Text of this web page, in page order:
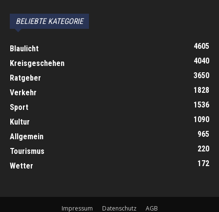
BELIEBTE KATEGORIE
Blaulicht
4605
Kreisgeschehen
4040
Ratgeber
3650
Verkehr
1828
Sport
1536
Kultur
1090
Allgemein
965
Tourismus
220
Wetter
172
Impressum Datenschutz AGB